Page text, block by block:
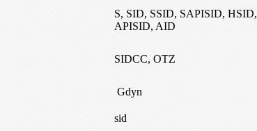
S, SID, SSID, SAPISID, HSID,
APISID, AID
SIDCC, OTZ
Gdyn
sid